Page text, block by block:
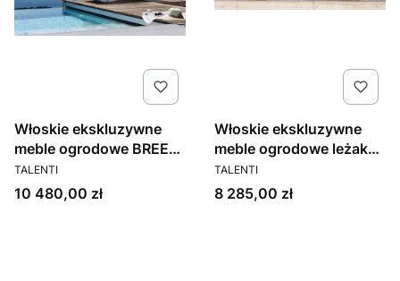
Włoskie ekskluzywne
meble ogrodowe BREEZ
2.0
PRODUCENT
TALENTI
Cena
10 480,00 zł
Włoskie ekskluzywne
meble ogrodowe leżak
Breez 1.0
PRODUCENT
TALENTI
Cena
8 285,00 zł